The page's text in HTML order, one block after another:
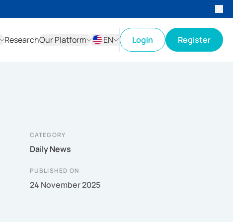
ResearchOur Platform
EN
Login Register
CATEGORY
Daily News
PUBLISHED ON
24 November 2025